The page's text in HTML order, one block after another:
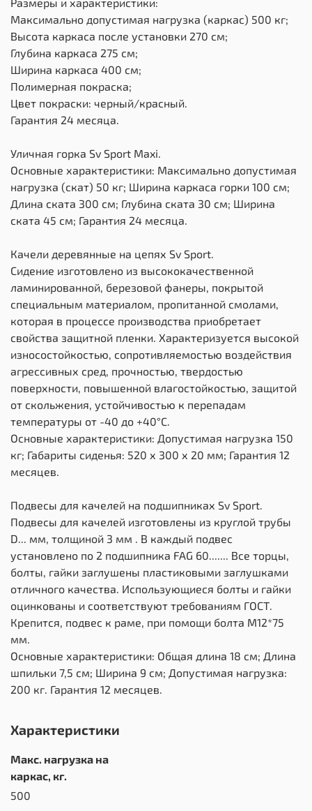
Максимально допустимая нагрузка (каркас) 500 кг;
Высота каркаса после установки 270 см;
Глубина каркаса 275 см;
Ширина каркаса 400 см;
Полимерная покраска;
Цвет покраски: черный/красный.
Гарантия 24 месяца.
Уличная горка Sv Sport Maxi.
Основные характеристики: Максимально допустимая
нагрузка (скат) 50 кг; Ширина каркаса горки 100 см;
Длина ската 300 см; Глубина ската 30 см; Ширина
ската 45 см; Гарантия 24 месяца.
Качели деревянные на цепях Sv Sport.
Сидение изготовлено из высококачественной
ламинированной, березовой фанеры, покрытой
специальным материалом, пропитанной смолами,
которая в процессе производства приобретает
свойства защитной пленки. Характеризуется высокой
износостойкостью, сопротивляемостью воздействия
агрессивных сред, прочностью, твердостью
поверхности, повышенной влагостойкостью, защитой
от скольжения, устойчивостью к перепадам
температуры от -40 до +40°С.
Основные характеристики: Допустимая нагрузка 150
кг; Габариты сиденья: 520 х 300 х 20 мм; Гарантия 12
месяцев.
Подвесы для качелей на подшипниках Sv Sport.
Подвесы для качелей изготовлены из круглой трубы
D... мм, толщиной 3 мм . В каждый подвес
установлено по 2 подшипника FAG 60....... Все торцы,
болты, гайки заглушены пластиковыми заглушками
отличного качества. Использующиеся болты и гайки
оцинкованы и соответствуют требованиям ГОСТ.
Крепится, подвес к раме, при помощи болта М12*75
мм.
Основные характеристики: Общая длина 18 см; Длина
шпильки 7,5 см; Ширина 9 см; Допустимая нагрузка:
200 кг. Гарантия 12 месяцев.
Характеристики
Макс. нагрузка на
каркас, кг.
500